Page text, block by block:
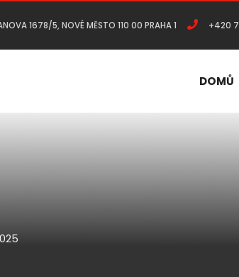
1678/5, NOVÉ MĚSTO 110 00 PRAHA 1 +420
DOMŮ